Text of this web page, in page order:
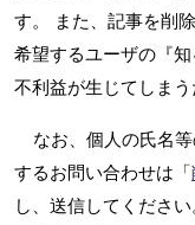
す。 また、記事を削
希望するユーザの『
不利益が生じてしまう
なお、個人の氏名
するお問い合わせは「
し、送信してくださ